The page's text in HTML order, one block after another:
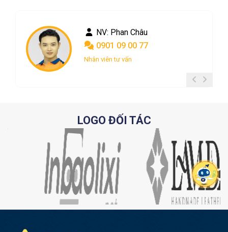
NV: Phan Châu
0901 09 00 77
Nhân viên tư vấn
NV: Nguyễn Ngọc
0367 048 004
Nhân viên tư vấn
LOGO ĐỐI TÁC